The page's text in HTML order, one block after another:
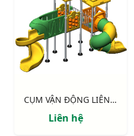
CỤM VẬN ĐỘNG LIÊN HOÀN LLDPE NIK143090MM
Liên hệ